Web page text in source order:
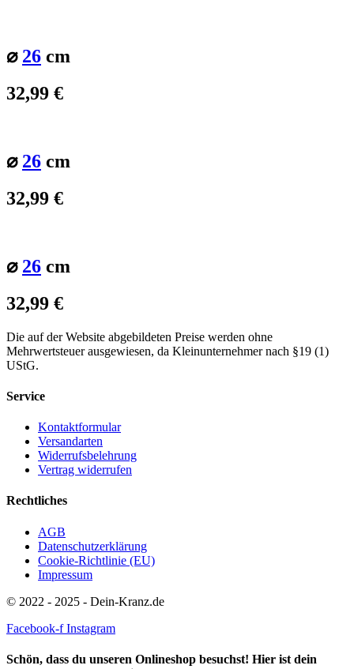
⌀ 26 cm
32,99 €
⌀ 26 cm
32,99 €
⌀ 26 cm
32,99 €
Die auf der Website abgebildeten Preise werden ohne
Mehrwertsteuer ausgewiesen, da Kleinunternehmer nach §19 (1)
UStG.
Service
Kontaktformular
Versandarten
Widerrufsbelehrung
Vertrag widerrufen
Rechtliches
AGB
Datenschutzerklärung
Cookie-Richtlinie (EU)
Impressum
© 2022 - 2025 - Dein-Kranz.de
Facebook-f Instagram
Schön, dass du unseren Onlineshop besuchst! Hier ist dein